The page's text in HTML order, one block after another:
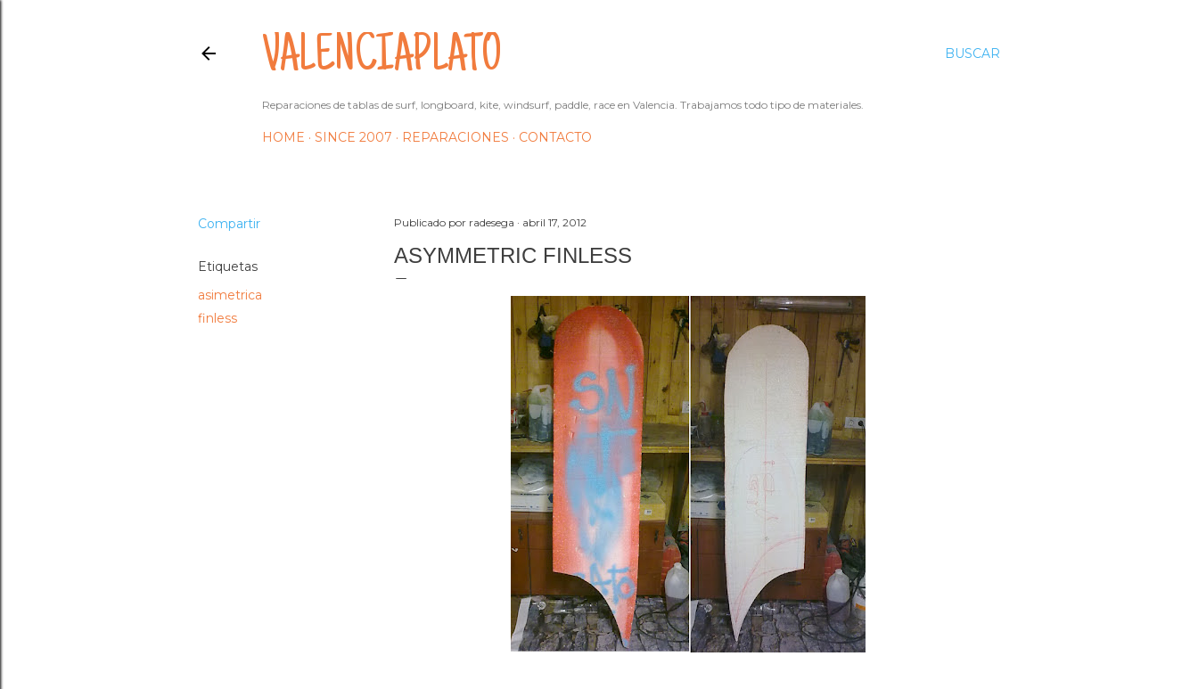
BUSCAR
VALENCIAPLATO
Reparaciones de tablas de surf, longboard, kite, windsurf, paddle, race en Valencia. Trabajamos todo tipo de materiales.
HOME SINCE 2007 REPARACIONES CONTACTO
Compartir
Etiquetas
asimetrica
finless
Publicado por radesega abril 17, 2012
ASYMMETRIC FINLESS